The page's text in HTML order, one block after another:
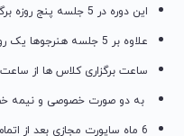
این دوره در 5 جلسه پنج روزه برگزار می گردد.
علاوه بر 5 جلسه هنرجوها یک روز کامل تکرار و تمرین خواهند داشت تا زیر نظر مربی اشکالات آنها رفع شود.
ساعت برگزاری کلاس ها از ساعت 10 الی 16 به همراه پذیرایی ناهار می باشد.
به دو صورت خصوصی و نیمه
6 ماه ساپورت مجازی بعد از اتمام دوره از طریق راه های ارتباطی تماس تلفنی, واتس آپ و اینستاگرام